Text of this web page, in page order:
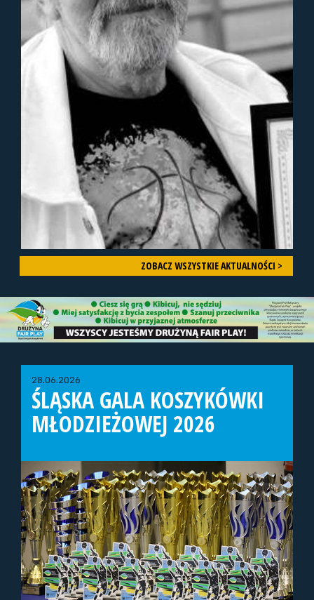
ZOBACZ WSZYSTKIE AKTUALNOŚCI >
28.06.2026
ŚLĄSKA GALA KOSZYKÓWKI
MŁODZIEŻOWEJ 2026